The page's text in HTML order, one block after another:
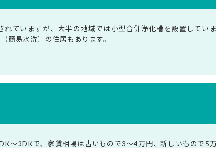
れていますが、大半の地域では小型合併浄化槽を設置してい
簡易水洗）の住居もあります。
～3DKで、家賃相場は古いもので3～4万円、新しいもので5